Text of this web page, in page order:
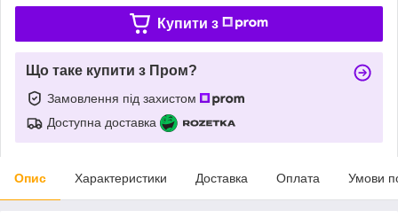
Купити з
Що таке купити з Пром?
Замовлення під захистом
Доступна доставка
Опис Характеристики Доставка Оплата Умови